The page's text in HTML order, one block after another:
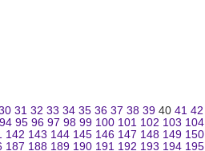
31 32 33 34 35 36 37 38 39 40 41 42
94 95 96 97 98 99 100 101 102 103 104
142 143 144 145 146 147 148 149 150
187 188 189 190 191 192 193 194 195